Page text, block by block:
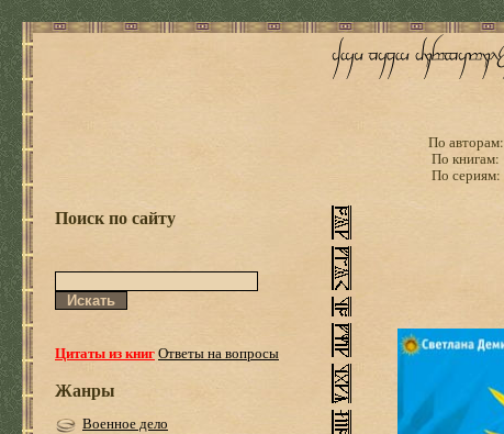
По авторам:
По книгам:
По сериям:
Поиск по сайту
Цитаты из книгОтветы на вопросы
Жанры
Военное дело